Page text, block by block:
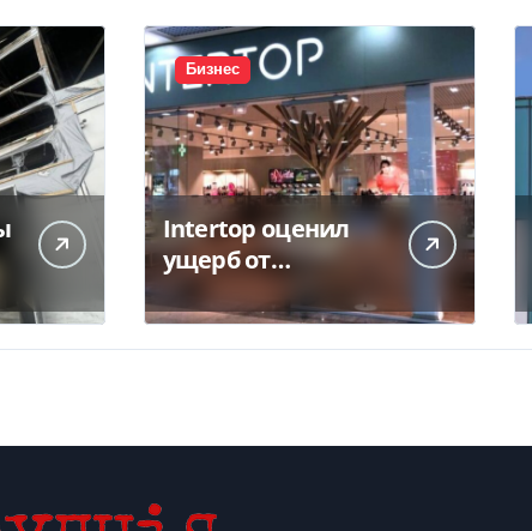
Бизнес
Intertop оценил
ущерб от
склада в 450 млн
грн